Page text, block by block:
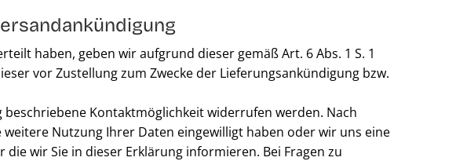
haben, geben wir aufgrund dieser gemäß Art. 6 Abs. 1 S. 1
vor Zustellung zum Zwecke der Lieferungsankündigung bzw.
Kontaktmöglichkeit widerrufen werden. Nach
Nutzung Ihrer Daten eingewilligt haben oder wir uns eine
wir Sie in dieser Erklärung informieren. Bei Fragen zu